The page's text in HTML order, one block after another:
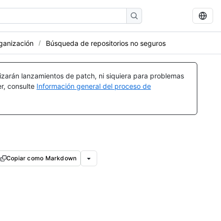
Búsqueda de repositorios no seguros
lanzamientos de patch, ni siquiera para problemas
consulte Información general del proceso de
Copiar como Markdown